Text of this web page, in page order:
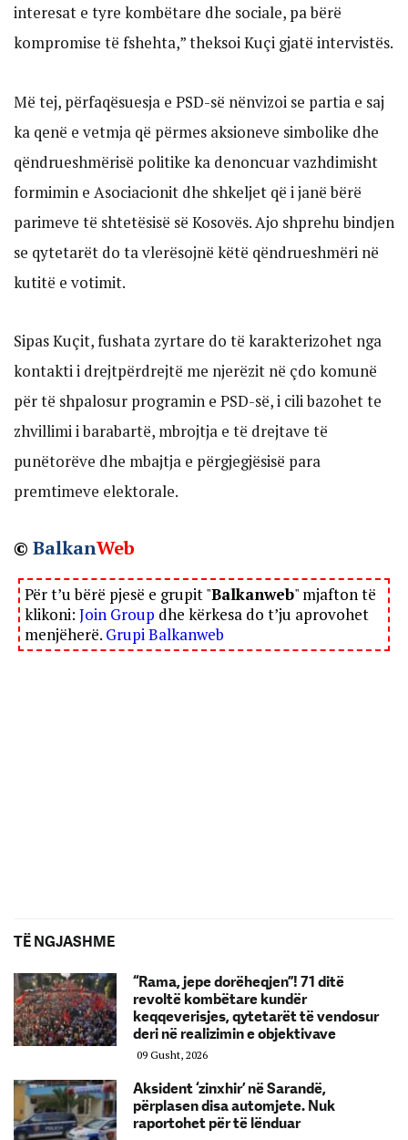
interesat e tyre kombëtare dhe sociale, pa bërë
kompromise të fshehta,” theksoi Kuçi gjatë intervistës.
Më tej, përfaqësuesja e PSD-së nënvizoi se partia e saj
ka qenë e vetmja që përmes aksioneve simbolike dhe
qëndrueshmërisë politike ka denoncuar vazhdimisht
formimin e Asociacionit dhe shkeljet që i janë bërë
parimeve të shtetësisë së Kosovës. Ajo shprehu bindjen
se qytetarët do ta vlerësojnë këtë qëndrueshmëri në
kutitë e votimit.
Sipas Kuçit, fushata zyrtare do të karakterizohet nga
kontakti i drejtpërdrejtë me njerëzit në çdo komunë
për të shpalosur programin e PSD-së, i cili bazohet te
zhvillimi i barabartë, mbrojtja e të drejtave të
punëtorëve dhe mbajtja e përgjegjësisë para
premtimeve elektorale.
© BalkanWeb
Për t’u bërë pjesë e grupit "Balkanweb" mjafton të
klikoni: Join Group dhe kërkesa do t’ju aprovohet
menjëherë. Grupi Balkanweb
TË NGJASHME
“Rama, jepe dorëheqjen”! 71 ditë
revoltë kombëtare kundër
keqqeverisjes, qytetarët të vendosur
deri në realizimin e objektivave
09 Gusht, 2026
Aksident ‘zinxhir’ në Sarandë,
përplasen disa automjete. Nuk
raportohet për të lënduar